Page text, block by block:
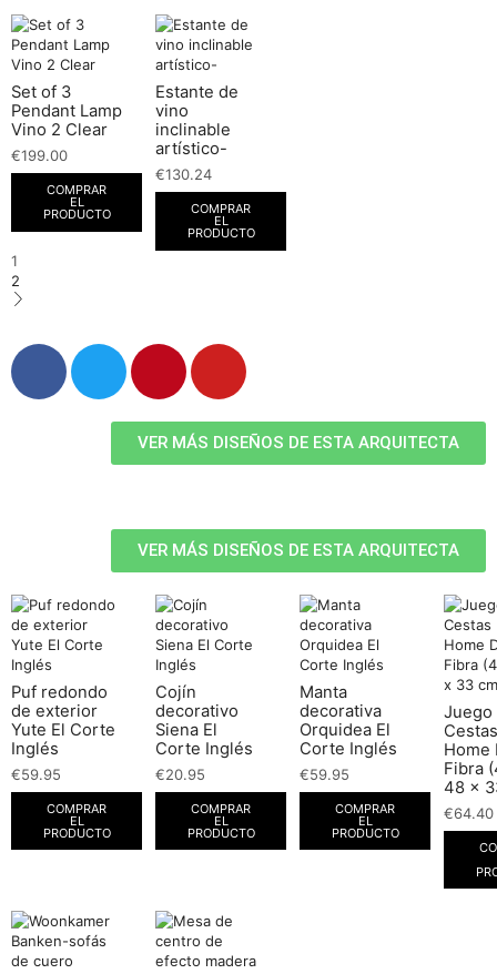
Set of 3
Pendant Lamp
Vino 2 Clear
€199.00
COMPRAR
EL
PRODUCTO
Estante de
vino
inclinable
artístico-
€130.24
COMPRAR
EL
PRODUCTO
1
2
VER MÁS DISEÑOS DE ESTA ARQUITECTA
VER MÁS DISEÑOS DE ESTA ARQUITECTA
Puf redondo
de exterior
Yute El Corte
Inglés
€59.95
COMPRAR
EL
PRODUCTO
Cojín
decorativo
Siena El
Corte Inglés
€20.95
COMPRAR
EL
PRODUCTO
Manta
decorativa
Orquidea El
Corte Inglés
€59.95
COMPRAR
EL
PRODUCTO
Juego
Home
Fibra
48 x
€64.40